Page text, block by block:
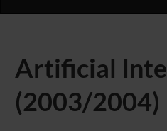
Artificial
(2003/2004)